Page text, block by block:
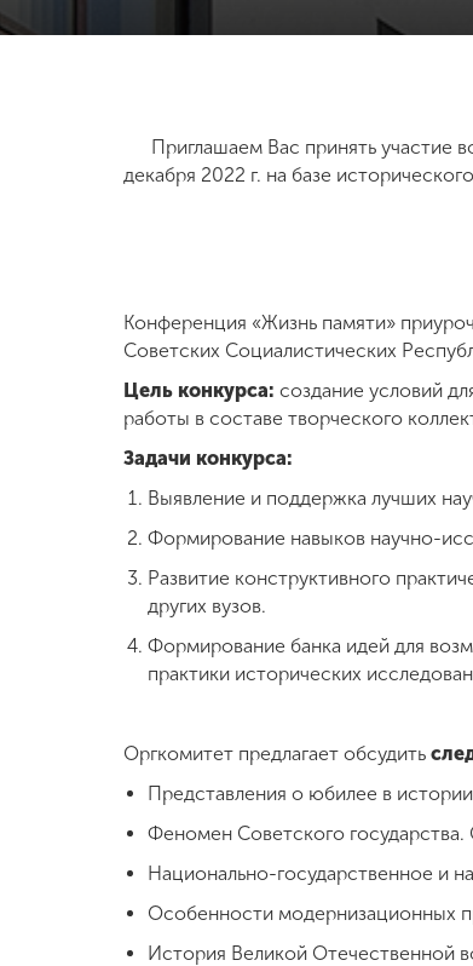
жизнь
образовательной
организации
Приглашаем Вас принять участие
декабря 2022 г. на базе
Конференция «Жизнь памяти»
Советских Социалистических
Цель конкурса: создание условий
работы в составе творческого
Задачи конкурса:
Выявление и поддержка лучших
Формирование навыков научно-
Развитие конструктивного
других вузов.
Формирование банка идей для
практики исторических
Оргкомитет предлагает обсудить
Представления о юбилее в
Феномен Советского
Национально-государственное и
Особенности модернизационных
История Великой Отечественной